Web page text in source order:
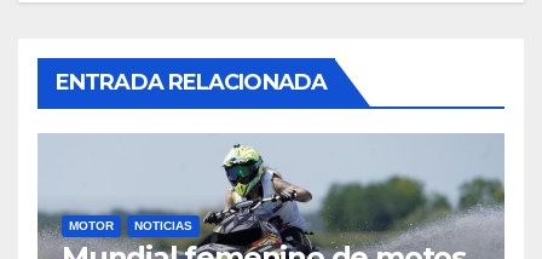
ENTRADA RELACIONADA
MOTOR NOTICIAS